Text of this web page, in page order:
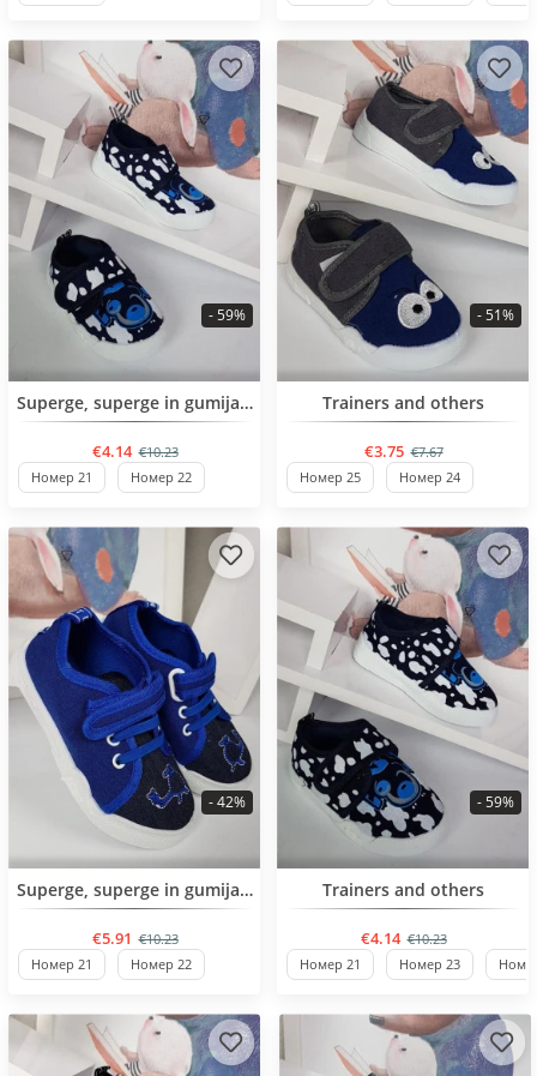
BESTSELLERSuperge, superge in gumijasti škornji
€4.14 €10.23
- 59%
Номер 21 Номер 22
BESTSELLER
Trainers and others
€3.75 €7.67
- 51%
Номер 25 Номер 24
BESTSELLERSuperge, superge in gumijasti škornji
€5.91 €10.23
- 42%
Номер 21 Номер 22
BESTSELLER
Trainers and others
€4.14 €10.23
- 59%
Номер 21 Номер 23